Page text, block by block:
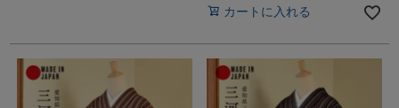
カートに入れる